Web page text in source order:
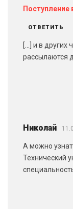
ОТВЕТИТЬ
[…] и в других
рассылаются
Николай
А можно
Технический